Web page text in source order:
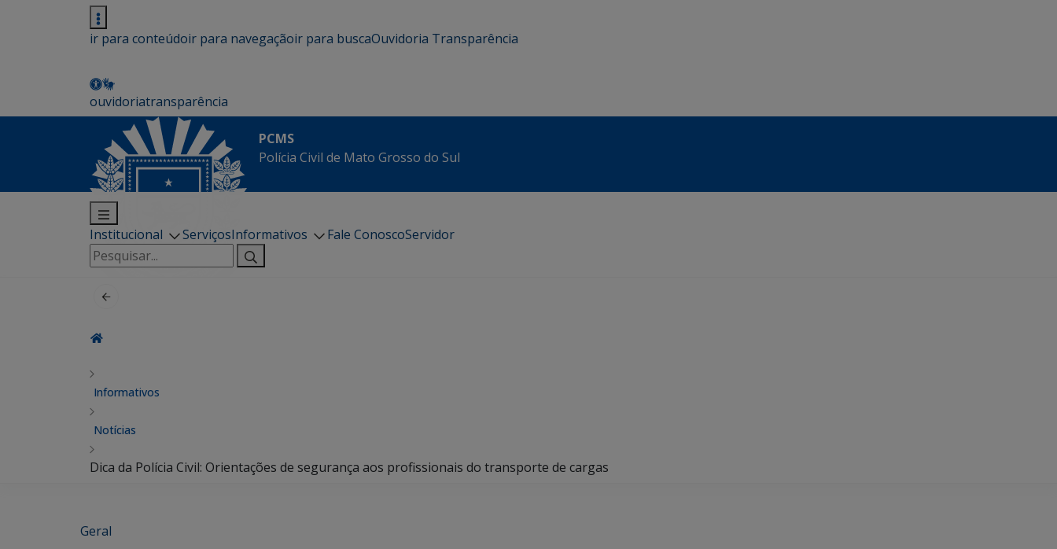
ir para conteúdoir para navegaçãoir para buscaOuvidoria Transparência
ouvidoriatransparência
PCMS
Polícia Civil de Mato Grosso do Sul
Institucional ServiçosInformativos Fale ConoscoServidor
Pesquisar
por:
Informativos
Notícias
Dica da Polícia Civil: Orientações de segurança aos profissionais do transporte de cargas
Geral